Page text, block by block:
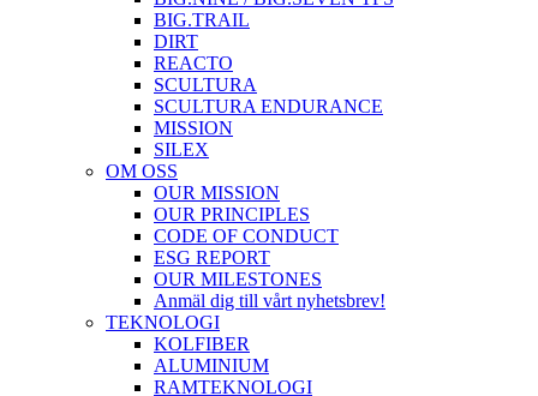
BIG.TRAIL
DIRT
REACTO
SCULTURA
SCULTURA ENDURANCE
MISSION
SILEX
OM OSS
OUR MISSION
OUR PRINCIPLES
CODE OF CONDUCT
ESG REPORT
OUR MILESTONES
Anmäl dig till vårt nyhetsbrev!
TEKNOLOGI
KOLFIBER
ALUMINIUM
RAMTEKNOLOGI